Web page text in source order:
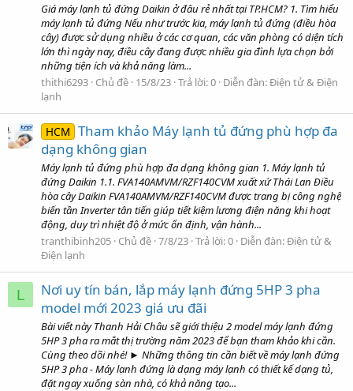
Giá máy lạnh tủ đứng Daikin ở đâu rẻ nhất tại TP.HCM? 1. Tìm hiểu
máy lạnh tủ đứng Nếu như trước kia, máy lạnh tủ đứng (điều hòa
cây) được sử dụng nhiều ở các cơ quan, các văn phòng có diện tích
lớn thì ngày nay, điều cây đang được nhiều gia đình lựa chọn bởi
những tiện ích và khả năng làm...
thithi6293 Chủ đề 15/8/23 Trả lời: 0 Diễn đàn:Điện tử & Điện
lạnh
HCM Tham khảo Máy lạnh tủ đứng phù hợp đa
dạng không gian
Máy lạnh tủ đứng phù hợp đa dạng không gian 1. Máy lạnh tủ
đứng Daikin 1.1. FVA140AMVM/RZF140CVM xuất xứ Thái Lan Điều
hòa cây Daikin FVA140AMVM/RZF140CVM được trang bị công nghệ
biến tần Inverter tân tiến giúp tiết kiệm lương điện năng khi hoạt
động, duy trì nhiệt độ ở mức ổn định, vận hành...
tranthibinh205 Chủ đề 7/8/23 Trả lời: 0 Diễn đàn:Điện tử &
Điện lạnh
L
Nơi uy tín bán, lắp máy lạnh đứng 5HP 3 pha
model mới 2023 giá ưu đãi
Bài viết này Thanh Hải Châu sẽ giới thiệu 2 model máy lạnh đứng
5HP 3 pha ra mắt thị trường năm 2023 để bạn tham khảo khi cần.
Cùng theo dõi nhé! ► Những thông tin cần biết về máy lạnh đứng
5HP 3 pha - Máy lạnh đứng là dạng máy lạnh có thiết kế dạng tủ,
đặt ngay xuống sàn nhà, có khả năng tạo...